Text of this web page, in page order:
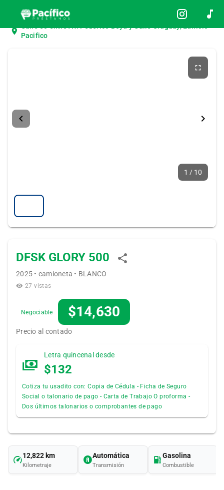
Inicio Usaditos
Pacifico
1 / 10
DFSK GLORY 500
2025 • camioneta • BLANCO
27 vistas
Negociable $14,630
Precio al contado
Letra quincenal desde
$132
Cotiza tu usadito con: Copia de Cédula - Ficha de Seguro
Social o talonario de pago - Carta de Trabajo O proforma -
Dos últimos talonarios o comprobantes de pago
12,822 km
Kilometraje
Automática
Transmisión
Gasolina
Combustible